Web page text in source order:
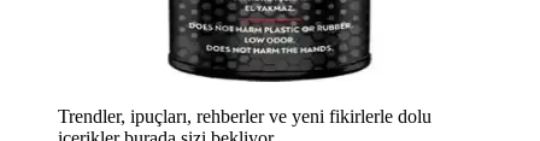
Trendler, ipuçları, rehberler ve yeni fikirlerle dolu